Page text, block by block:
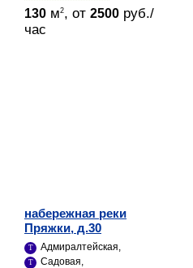
130 м2, от 2500 руб./
час
набережная реки
Пряжки, д.30
Адмиралтейская,
Садовая,